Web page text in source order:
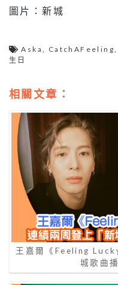
圖片：新城
Aska CatchAFeeling
生日
相關文章：
王嘉爾《Feeling
城歌曲